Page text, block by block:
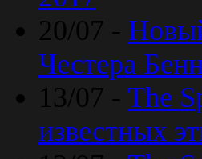
20/07 -
Честера
13/07 - The
известных